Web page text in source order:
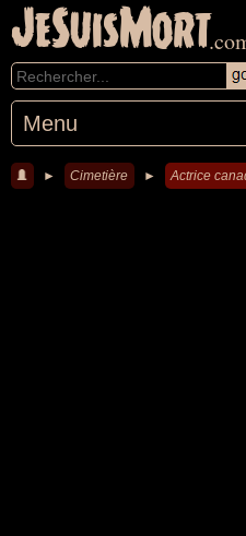
JeSuisMort
Menu
► Cimetière ► Actrice